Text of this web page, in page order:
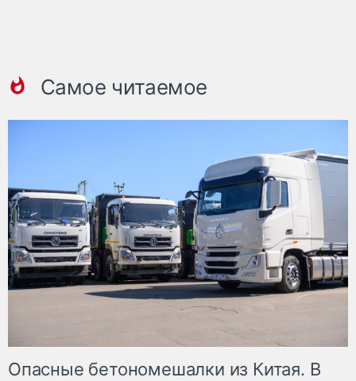
Самое читаемое
Опасные бетономешалки из Китая. В